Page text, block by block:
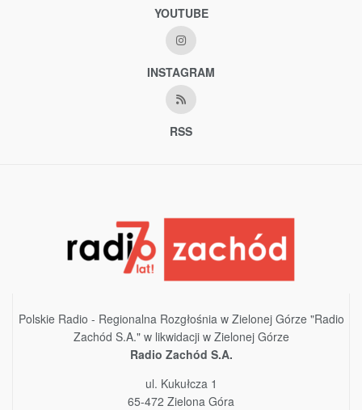
YOUTUBE
INSTAGRAM
RSS
Polskie Radio - Regionalna Rozgłośnia w Zielonej Górze "Radio
Zachód S.A." w likwidacji w Zielonej Górze
Radio Zachód S.A.
ul. Kukułcza 1
65-472 Zielona Góra